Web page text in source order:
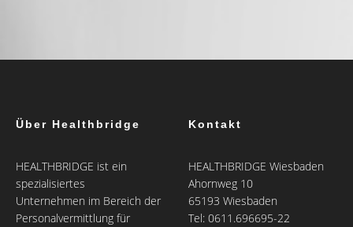
Über Healthbridge
HEALTHBRIDGE ist ein
spezialisiertes
Unternehmen im Bereich der
Personalvermittlung für
Kontakt
HEALTHBRIDGE Wiesbaden
Ahornweg 10
65193 Wiesbaden
Tel: 0611.696695-22